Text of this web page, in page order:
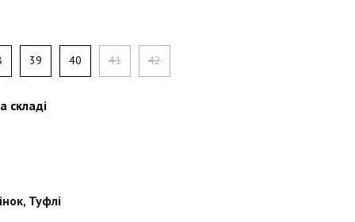
39 40 41 42
складі
, Туфлі